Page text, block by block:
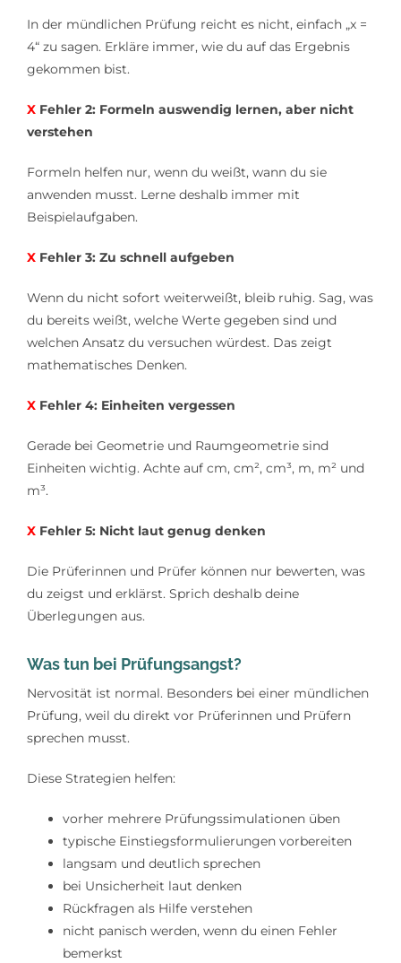
In der mündlichen Prüfung reicht es nicht, einfach „x =
4“ zu sagen. Erkläre immer, wie du auf das Ergebnis
gekommen bist.
XFehler 2: Formeln auswendig lernen, aber nicht
verstehen
Formeln helfen nur, wenn du weißt, wann du sie
anwenden musst. Lerne deshalb immer mit
Beispielaufgaben.
XFehler 3: Zu schnell aufgeben
Wenn du nicht sofort weiterweißt, bleib ruhig. Sag, was
du bereits weißt, welche Werte gegeben sind und
welchen Ansatz du versuchen würdest. Das zeigt
mathematisches Denken.
XFehler 4: Einheiten vergessen
Gerade bei Geometrie und Raumgeometrie sind
Einheiten wichtig. Achte auf cm, cm², cm³, m, m² und
m³.
XFehler 5: Nicht laut genug denken
Die Prüferinnen und Prüfer können nur bewerten, was
du zeigst und erklärst. Sprich deshalb deine
Überlegungen aus.
Was tun bei Prüfungsangst?
Nervosität ist normal. Besonders bei einer mündlichen
Prüfung, weil du direkt vor Prüferinnen und Prüfern
sprechen musst.
Diese Strategien helfen:
vorher mehrere Prüfungssimulationen üben
typische Einstiegsformulierungen vorbereiten
langsam und deutlich sprechen
bei Unsicherheit laut denken
Rückfragen als Hilfe verstehen
nicht panisch werden, wenn du einen Fehler
bemerkst